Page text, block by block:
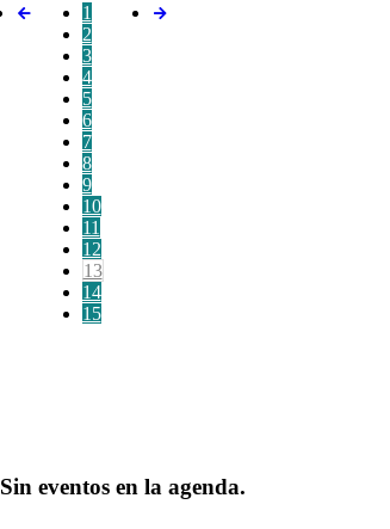
1
2
3
4
5
6
7
8
9
10
11
12
13
14
15
Sin eventos en la agenda.